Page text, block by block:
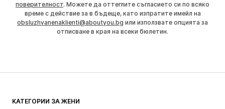
поверителност. Можете да оттеглите съгласието си по всяко
време с действие за в бъдеще, като изпратите имейл на
obsluzhvanenaklienti@aboutyou.bg или използвате опцията за
отписване в края на всеки бюлетин.
КАТЕГОРИИ ЗА ЖЕНИ